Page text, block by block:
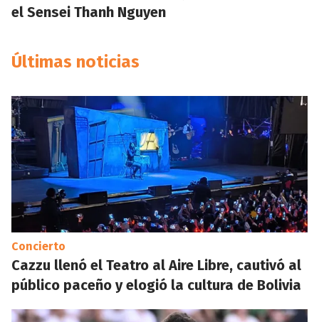
el Sensei Thanh Nguyen
Últimas noticias
Concierto
Cazzu llenó el Teatro al Aire Libre, cautivó al
público paceño y elogió la cultura de Bolivia